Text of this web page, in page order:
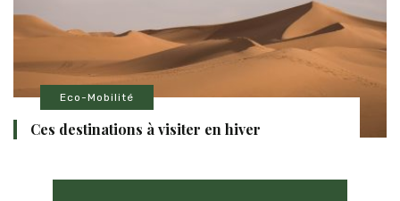
Eco-Mobilité
Ces destinations à visiter en hiver